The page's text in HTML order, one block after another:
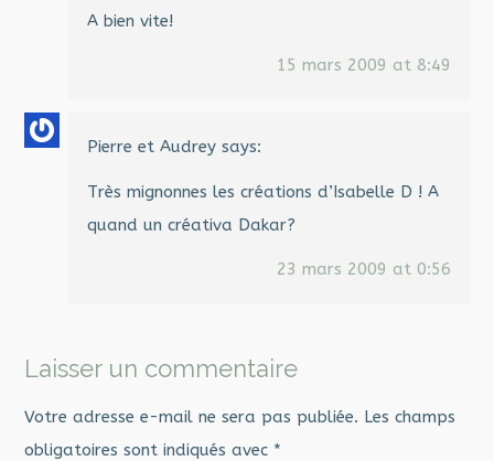
A bien vite!
15 mars 2009 at 8:49
Pierre et Audrey says:
Très mignonnes les créations d’Isabelle D ! A
quand un créativa Dakar?
23 mars 2009 at 0:56
Laisser un commentaire
Votre adresse e-mail ne sera pas publiée. Les champs
obligatoires sont indiqués avec *